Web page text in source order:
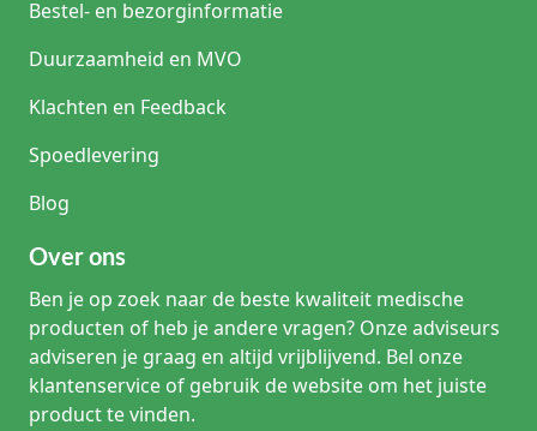
Bestel- en bezorginformatie
Duurzaamheid en MVO
Klachten en Feedback
Spoedlevering
Blog
Over ons
Ben je op zoek naar de beste kwaliteit medische
producten of heb je andere vragen? Onze adviseurs
adviseren je graag en altijd vrijblijvend. Bel onze
klantenservice of gebruik de website om het juiste
product te vinden.